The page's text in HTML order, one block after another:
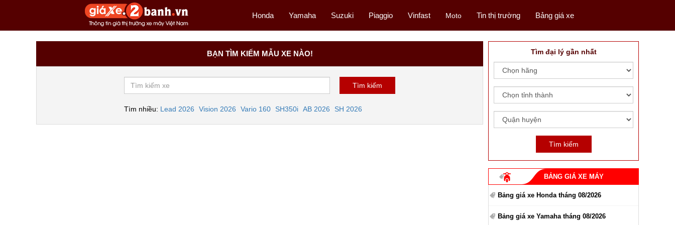
Honda Yamaha Suzuki Piaggio Vinfast Moto Tin thị trường Bảng giá xe
BẠN TÌM KIẾM MẪU XE NÀO!
Tìm nhiều: Lead 2026 Vision 2026 Vario 160 SH350i AB 2026 SH 2026
Tìm đại lý gần nhất
BẢNG GIÁ XE MÁY
Bảng giá xe Honda tháng 08/2026
Bảng giá xe Yamaha tháng 08/2026